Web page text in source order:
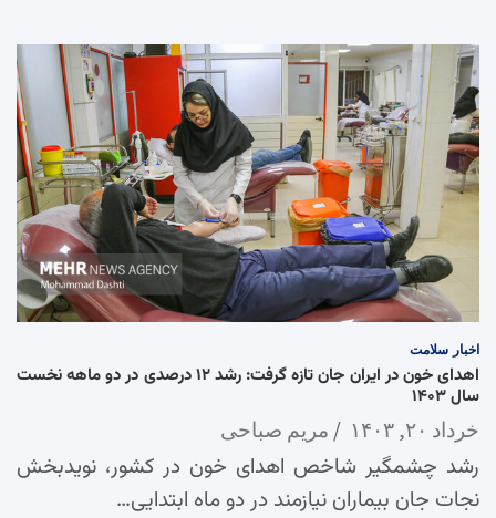
اخبار سلامت
اهدای خون در ایران جان تازه گرفت: رشد ۱۲ درصدی در دو ماهه نخست
سال ۱۴۰۳
خرداد ۲۰, ۱۴۰۳ مریم صباحی
رشد چشمگیر شاخص اهدای خون در کشور، نویدبخش
نجات جان بیماران نیازمند در دو ماه ابتدایی…